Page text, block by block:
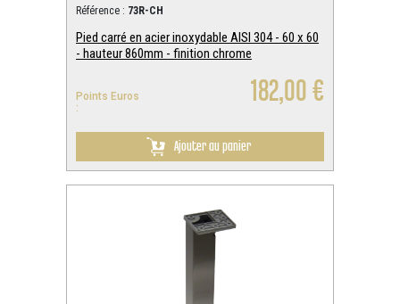
Référence : 73R-CH
Pied carré en acier inoxydable AISI 304 - 60 x 60
- hauteur 860mm - finition chrome
Points Euros
:
182,00 €
Ajouter au panier